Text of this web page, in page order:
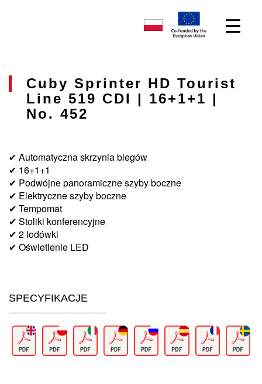
Cuby Sprinter HD Tourist
Line 519 CDI | 16+1+1 |
No. 452
✔ Automatyczna skrzynia biegów
✔ 16+1+1
✔ Podwójne panoramiczne szyby boczne
✔ Elektryczne szyby boczne
✔ Tempomat
✔ Stoliki konferencyjne
✔ 2 lodówki
✔ Oświetlenie LED
SPECYFIKACJE